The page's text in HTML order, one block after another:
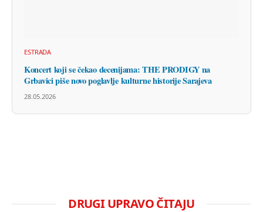
ESTRADA
Koncert koji se čekao decenijama: THE PRODIGY na
Grbavici piše novo poglavlje kulturne historije Sarajeva
28.05.2026
DRUGI UPRAVO ČITAJU